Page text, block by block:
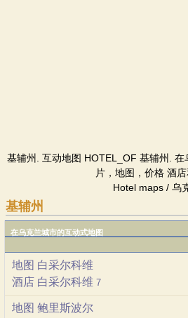
基辅州. 互动地图 HOTEL_OF 基辅州.
片，地图，价格 酒店
Hotel maps / 乌
基辅州
在乌克兰城市的互动式地图
地图 白采尔科维
酒店 白采尔科维 7
地图 鲍里斯波尔